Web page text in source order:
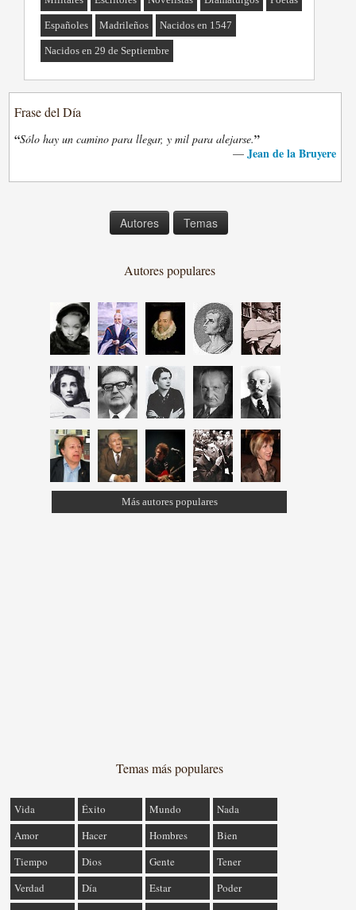
Españoles Madrileños Nacidos en 1547
Nacidos en 29 de Septiembre
Frase del Día
“Sólo hay un camino para llegar, y mil para alejarse.”
— Jean de la Bruyere
Autores Temas
Autores populares
Más autores populares
Temas más populares
Vida Éxito Mundo
Nada
Amor
Hacer Hombres
Bien
Tiempo
Dios Gente
Tener
Verdad
Día Estar
Poder